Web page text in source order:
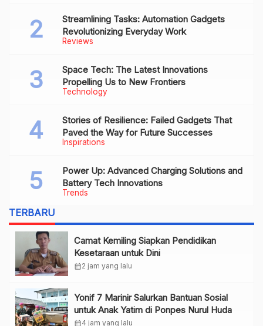
Reviews
Streamlining Tasks: Automation Gadgets
Revolutionizing Everyday Work
Technology
Space Tech: The Latest Innovations
Propelling Us to New Frontiers
Inspirations
Stories of Resilience: Failed Gadgets That
Paved the Way for Future Successes
Trends
Power Up: Advanced Charging Solutions and
Battery Tech Innovations
TERBARU
Camat Kemiling Siapkan Pendidikan
Kesetaraan untuk Dini
calendar_month2 jam yang lalu
Yonif 7 Marinir Salurkan Bantuan Sosial
untuk Anak Yatim di Ponpes Nurul Huda
calendar_month4 jam yang lalu